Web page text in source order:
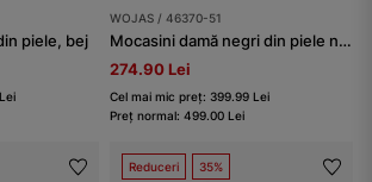
piele, bej
WOJAS / 46370-51
Mocasini damă negri din piele naturală netedă
274.90 Lei
Cel mai mic preț: 399.99 Lei
Preț normal: 499.00 Lei
Reduceri 35%